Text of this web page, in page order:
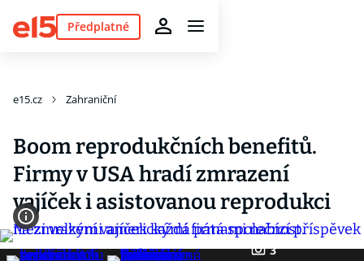
Předplatné
e15.cz Zahraniční
Boom reprodukčních benefitů.
Firmy v USA hradí zmrazení
vajíček i asistovanou reprodukci
3